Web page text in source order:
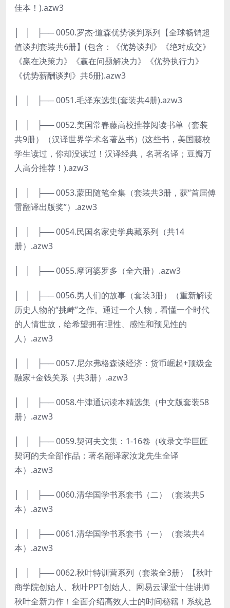
佳本！).azw3
│ │ ├── 0050.罗杰·道森优势谈判系列【全球畅销超
值谈判套装共6册】(包含：《优势谈判》《绝对成交》
《赢在决策力》《赢在问题解决力》《优势执行力》
《优势薪酬谈判》共6册).azw3
│ │ ├── 0051.毛泽东选集(套装共4册).azw3
│ │ ├── 0052.美国常春藤高校推荐阅读书单（套装
共9册）（汉译世界学术名著丛书）(这些书，美国藤校
学生读过，你却没读过！汉译经典，名著名译；豆瓣万
人高分推荐！).azw3
│ │ ├── 0053.蒙田随笔全集（套装共3册，获“首届傅
雷翻译出版奖”）.azw3
│ │ ├── 0054.民国名家史学典藏系列（共14
册）.azw3
│ │ ├── 0055.摩诃婆罗多（全六册）.azw3
│ │ ├── 0056.男人们的故事（套装3册）（重新解读
历史人物的“挑衅”之作。通过一个人物，看懂一个时代
的人情世故，给希望拥有理性、感性和预见性的
人）.azw3
│ │ ├── 0057.尼尔弗格森谈经济：货币崛起+顶级金
融家+金钱关系（共3册）.azw3
│ │ ├── 0058.牛津通识读本精选集（中文版套装58
册）.azw3
│ │ ├── 0059.契诃夫文集：1-16卷（收录文学巨匠
契诃的夫全部作品；著名翻译家汝龙先生全译
本）.azw3
│ │ ├── 0060.清华国学书系套书（二）（套装共5
本）.azw3
│ │ ├── 0061.清华国学书系套书（一）（套装共4
本）.azw3
│ │ ├── 0062.秋叶特训营系列（套装全3册）【秋叶
商学院创始人、秋叶PPT创始人、网易云课堂十佳讲师
秋叶全新力作！全面介绍高效人士的时间秘籍！系统总